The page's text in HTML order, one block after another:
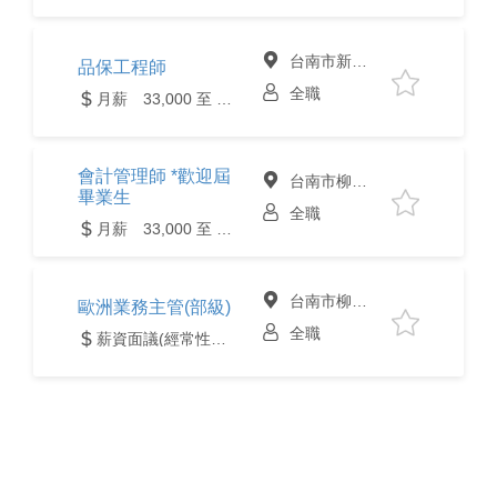
品保工程師
台南市新營區
全職
會計管理師 *歡迎屆
畢業生
台南市柳營區
全職
歐洲業務主管(部級)
台南市柳營區
全職